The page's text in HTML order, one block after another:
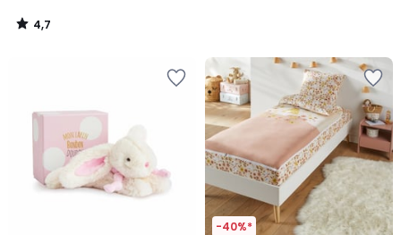
4,7
/
-40%*